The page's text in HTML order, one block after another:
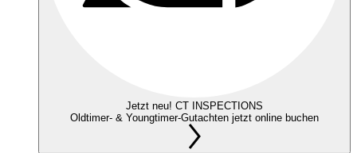
Jetzt neu! CT INSPECTIONS
Oldtimer- & Youngtimer-Gutachten jetzt online buchen